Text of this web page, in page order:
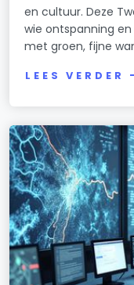
en cultuur. Deze
wie ontspanning
met groen, fijne
LEES VERDER